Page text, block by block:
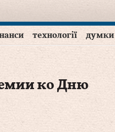
технології думки
ко Дню